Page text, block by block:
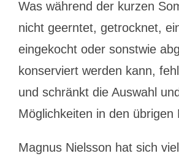
Was während der kurzen
nicht geerntet, getrocknet,
eingekocht oder sonstwie
konserviert werden kann,
und schränkt die Auswahl und
Möglichkeiten in den übrigen
Magnus Nielsson hat sich